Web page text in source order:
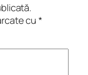
cu*